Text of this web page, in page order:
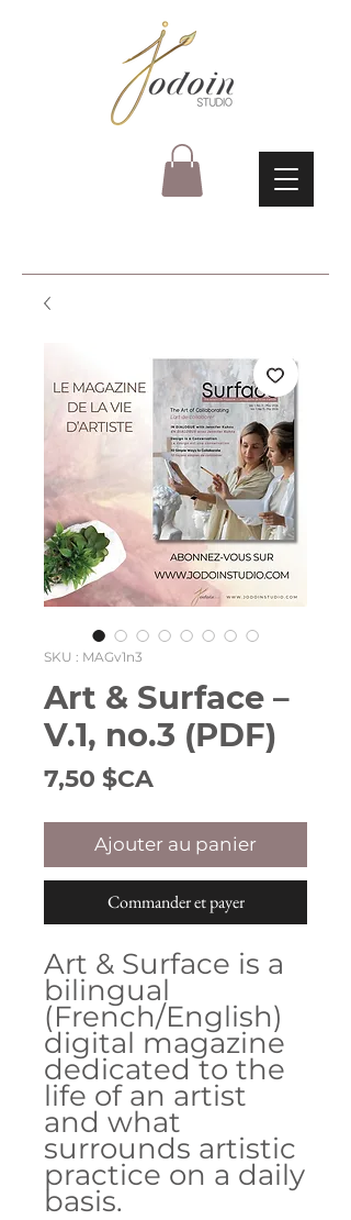
SKU : MAGv1n3
Art & Surface –
V.1, no.3 (PDF)
7,50 $CAPrix
Ajouter au panier
Commander et payer
Art & Surface is a
bilingual
(French/English)
digital magazine
dedicated to the
life of an artist
and what
surrounds artistic
practice on a daily
basis.